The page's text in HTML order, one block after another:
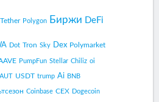
Tether Polygon Биржи DeFi
Dot Tron Sky Dex Polymarket
PumpFun Stellar Chiliz oi
USDT trump Ai BNB
Coinbase CEX Dogecoin